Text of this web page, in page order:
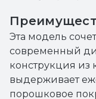
Эта модель
современный
конструкция из
выдерживает
порошковое